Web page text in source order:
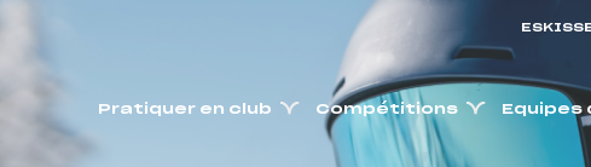
Pratiquer en club Compétitions Equipes